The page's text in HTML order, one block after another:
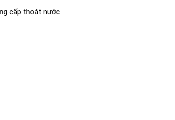
cấp thoát nước